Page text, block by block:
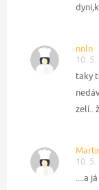
nnln
10.
taky
zelí..
10.
....a